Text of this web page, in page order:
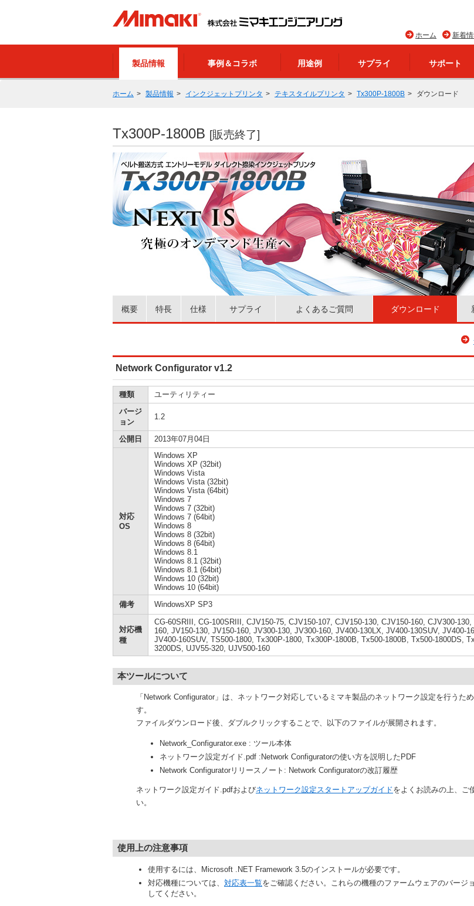
新着
ホーム
製品情報 事例＆コラボ 用途例 サプライ サポート
ホーム 製品情報 インクジェットプリンタ テキスタイルプリンタ Tx300P-1800B ダウンロード
Tx300P-1800B [販売終了]
概要 特長 仕様 サプライ よくあるご質問 ダウンロード
Network Configurator v1.2
種類
ユーティリティー
バージ
ョン
1.2
公開日 2013年07月04日
対応
OS
Windows XP
Windows XP (32bit)
Windows Vista
Windows Vista (32bit)
Windows Vista (64bit)
Windows 7
Windows 7 (32bit)
Windows 7 (64bit)
Windows 8
Windows 8 (32bit)
Windows 8 (64bit)
Windows 8.1
Windows 8.1 (32bit)
Windows 8.1 (64bit)
Windows 10 (32bit)
Windows 10 (64bit)
備考
WindowsXP SP3
対応機
種
CG-60SRIII, CG-100SRIII, CJV150-75, CJV150-107, CJV150-130, CJV150-160, CJV300-130,
160, JV150-130, JV150-160, JV300-130, JV300-160, JV400-130LX, JV400-130SUV, JV400-
JV400-160SUV, TS500-1800, Tx300P-1800, Tx300P-1800B, Tx500-1800B, Tx500-1800DS,
3200DS, UJV55-320, UJV500-160
本ツールについて
「Network Configurator」は、ネットワーク対応しているミマキ製品のネットワーク設定を行うた
す。
ファイルダウンロード後、ダブルクリックすることで、以下のファイルが展開されます。
Network_Configurator.exe : ツール本体
ネットワーク設定ガイド.pdf :Network Configuratorの使い方を説明したPDF
Network Configuratorリリースノート: Network Configuratorの改訂履歴
ネットワーク設定ガイド.pdfおよびネットワーク設定スタートアップガイドをよくお読みの上、ご
い。
使用上の注意事項
使用するには、Microsoft .NET Framework 3.5のインストールが必要です。
対応機種については、 対応表一覧をご確認ください。これらの機種のファームウェアのバージ
してください。